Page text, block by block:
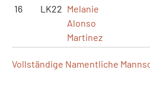
16 LK22 Melanie
Alonso
Martinez
Vollständige Namentliche